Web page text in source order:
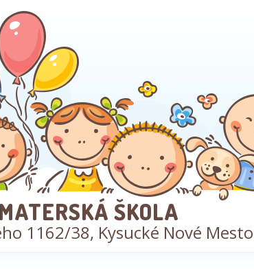
MATERSKÁ ŠKOLA
1162/38, Kysucké Nové Mesto